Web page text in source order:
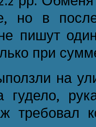
но в
пишут
при
на
гудело,
требовал